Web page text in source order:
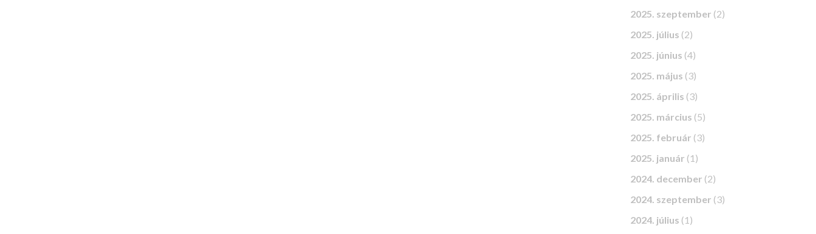
2025. szeptember (2)
2025. július (2)
2025. június (4)
2025. május (3)
2025. április (3)
2025. március (5)
2025. február (3)
2025. január (1)
2024. december (2)
2024. szeptember (3)
2024. július (1)